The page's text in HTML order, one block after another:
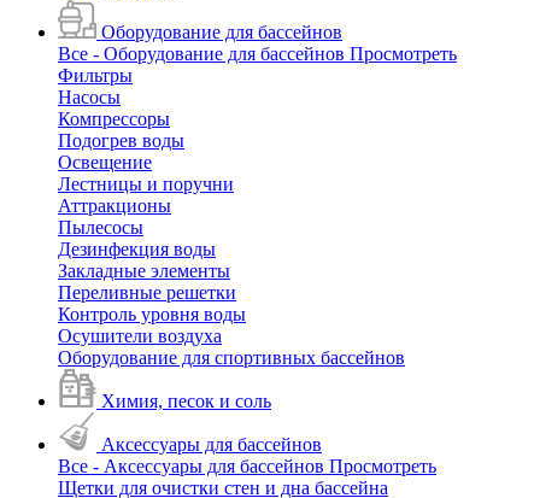
Оборудование для бассейнов
Все - Оборудование для бассейнов Просмотреть
Фильтры
Насосы
Компрессоры
Подогрев воды
Освещение
Лестницы и поручни
Аттракционы
Пылесосы
Дезинфекция воды
Закладные элементы
Переливные решетки
Контроль уровня воды
Осушители воздуха
Оборудование для спортивных бассейнов
Химия, песок и соль
Аксессуары для бассейнов
Все - Аксессуары для бассейнов Просмотреть
Щетки для очистки стен и дна бассейна